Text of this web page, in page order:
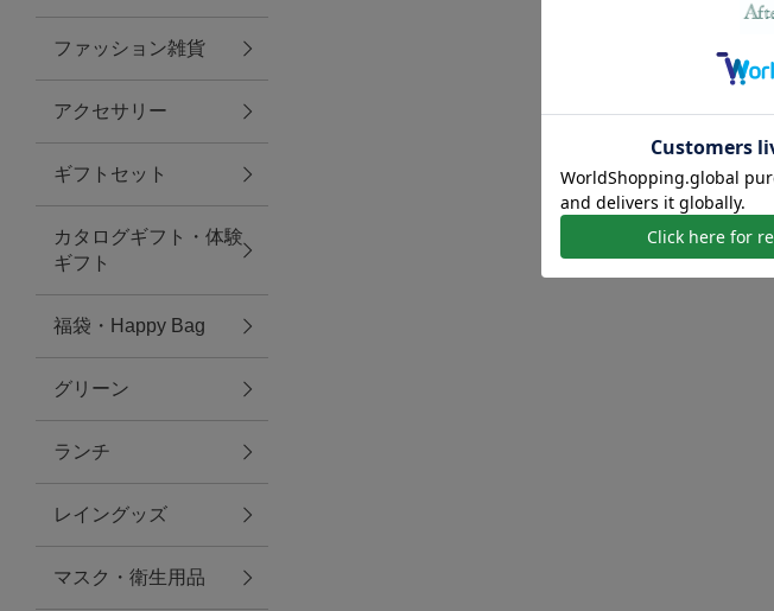
バス＆ビューティー
タオル
ウエア＆バッグ
ウエア
レイングッズ
アクセサリー
ファッション雑貨
ファッショングッズ
スマホケース・アクセサリー
ファッション雑貨
アクセサリー
ギフトセット
カタログギフト・体験
ギフト
福袋・Happy Bag
グリーン
ランチ
レイングッズ
マスク・衛生用品